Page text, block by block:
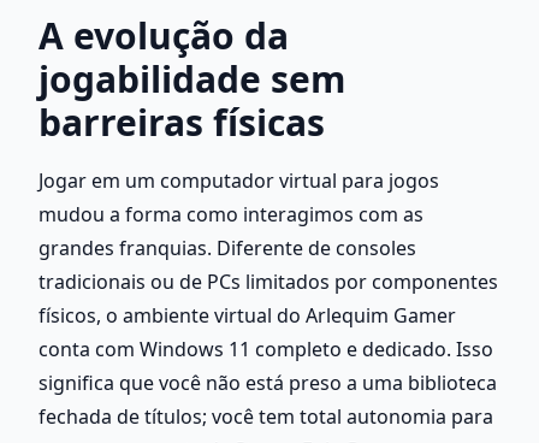
A evolução da
jogabilidade sem
barreiras físicas
Jogar em um computador virtual para jogos
mudou a forma como interagimos com as
grandes franquias. Diferente de consoles
tradicionais ou de PCs limitados por componentes
físicos, o ambiente virtual do Arlequim Gamer
conta com Windows 11 completo e dedicado. Isso
significa que você não está preso a uma biblioteca
fechada de títulos; você tem total autonomia para